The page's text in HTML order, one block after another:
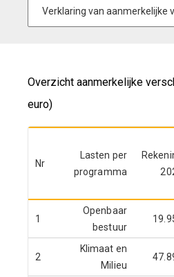
Overzicht aanmerkelijke
euro)
Nr
Lasten per
programma
1
Openbaar
bestuur
2
Klimaat en
Milieu